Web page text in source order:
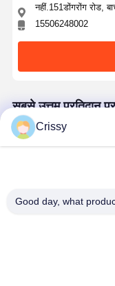
नहीं.151डोंगरोंग रोड,
15506248002
सबसे उत्तम प्रतिदान
Crissy
Good day, what